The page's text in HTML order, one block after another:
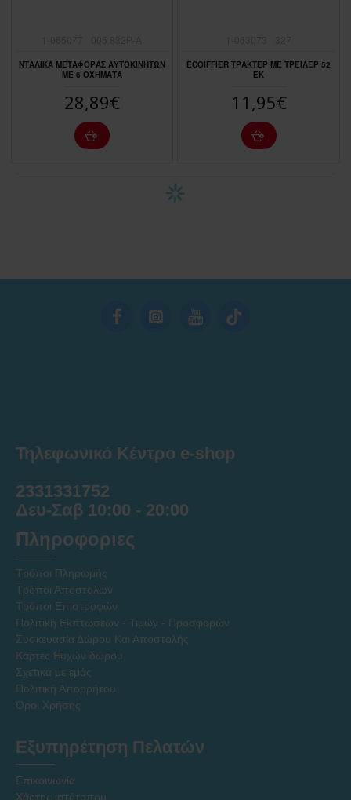
ΝΤΑΛΙΚΑ ΜΕΤΑΦΟΡΑΣ ΑΥΤΟΚΙΝΗΤΩΝ
ΜΕ 6 ΟΧΗΜΑΤΑ
28,89€
ECOIFFIER ΤΡΑΚΤΕΡ ΜΕ ΤΡΕΙΛΕΡ 52
ΕΚ
11,95€
Τηλεφωνικό Κέντρο e-shop
2331331752
Δευ-Σαβ 10:00 - 20:00
Πληροφοριες
Τρόποι Πληρωμής
Τρόποι Αποστολών
Τρόποι Επιστροφών
Πολιτική Εκπτώσεων - Τιμών - Προσφορών
Συσκευασία Δώρου Και Αποστολής
Κάρτες Ευχών δώρου
Σχετικά με εμάς
Πολιτική Απορρήτου
Όροι Χρήσης
Εξυπηρέτηση Πελατών
Επικοινωνία
Χάρτης ιστότοπου